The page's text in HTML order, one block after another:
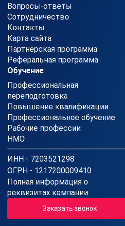
Вопросы-ответы
Сотрудничество
Контакты
Карта сайта
Партнерская программа
Реферальная программа
Обучение
Профессиональная
переподготовка
Повышение квалификации
Профессиональное обучение
Рабочие профессии
НМО
ИНН - 7203521298
ОГРН - 1217200009410
Полная информация о
реквизитах компании
Заказать звонок